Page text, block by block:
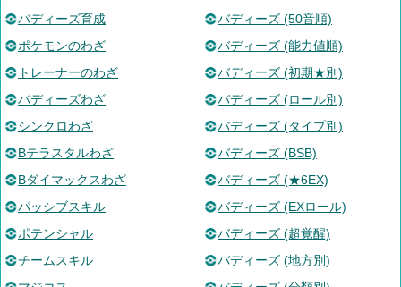
バディーズ育成
ポケモンのわざ
トレーナーのわざ
バディーズわざ
シンクロわざ
Bテラスタルわざ
Bダイマックスわざ
パッシブスキル
ポテンシャル
チームスキル
バディーズ (50音順)
バディーズ (能力値順)
バディーズ (初期★別)
バディーズ (ロール別)
バディーズ (タイプ別)
バディーズ (BSB)
バディーズ (★6EX)
バディーズ (EXロール)
バディーズ (超覚醒)
バディーズ (地方別)